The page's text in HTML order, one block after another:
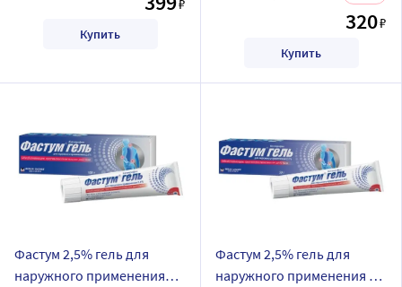
₽
Купить 320₽
Купить
Фастум 2,5% гель для
наружного применения
Фастум 2,5% гель для
наружного применения 50